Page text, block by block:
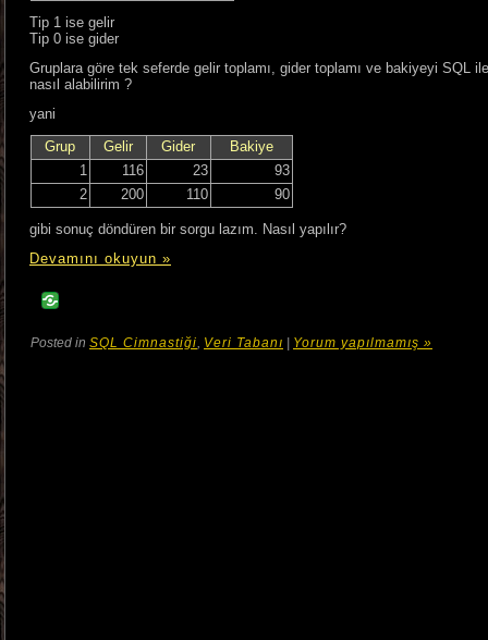
Tip 1 ise gelir
Tip 0 ise gider
Gruplara göre tek seferde gelir toplamı, gider toplamı ve bakiyeyi SQL ile
nasıl alabilirim ?
yani
Grup
Gelir Gider
Bakiye
1
116 23
93
2
200 110 90
gibi sonuç döndüren bir sorgu lazım. Nasıl yapılır?
Devamını okuyun »
Posted in SQL Cimnastiği, Veri Tabanı Yorum yapılmamış »